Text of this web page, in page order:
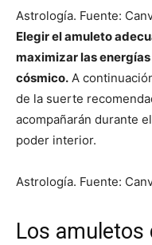
Astrología. Fuente:
Elegir el amuleto
maximizar las
cósmico. A
de la suerte
acompañarán durante
poder interior.
Astrología. Fuente:
Los amuletos